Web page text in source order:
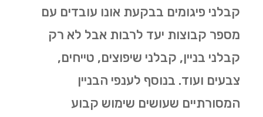
קבלני פיגומים בבקעת אונו עובדים עם
מספר קבוצות יעד לרבות אבל לא רק
קבלני בניין, קבלני שיפוצים, טייחים,
צבעים ועוד. בנוסף לענפי הבניין
המסורתיים שעושים שימוש קבוע